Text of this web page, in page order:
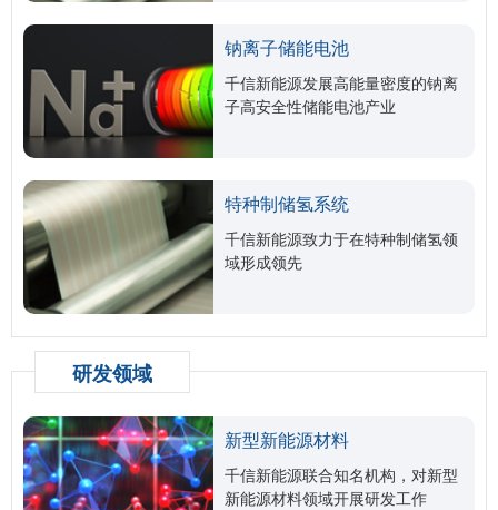
钠离子储能电池
千信新能源发展高能量密度的钠离
子高安全性储能电池产业
特种制储氢系统
千信新能源致力于在特种制储氢领
域形成领先
研发领域
新型新能源材料
千信新能源联合知名机构，对新型
新能源材料领域开展研发工作